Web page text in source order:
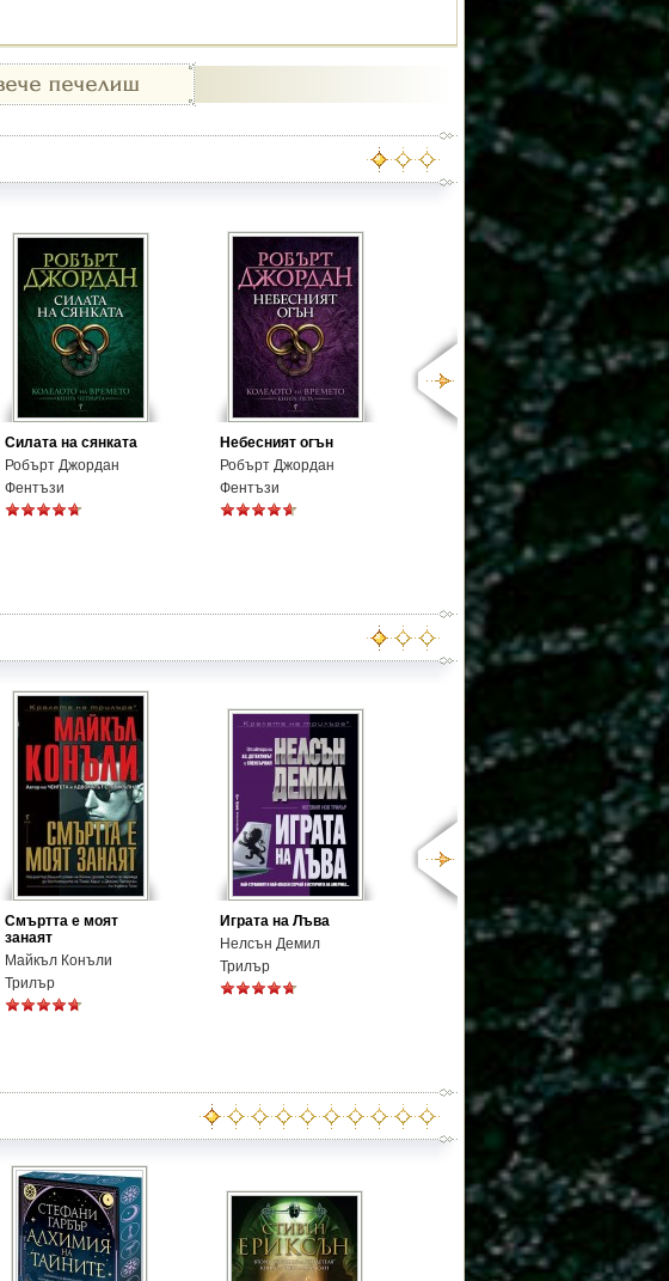
Силата на сянката
Робърт Джордан
Фентъзи
Небесният огън
Робърт Джордан
Фентъзи
Смъртта е моят
занаят
Майкъл Конъли
Трилър
Играта на Лъва
Нелсън Демил
Трилър